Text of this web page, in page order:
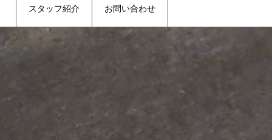
スタッフ紹介 お問い合わせ